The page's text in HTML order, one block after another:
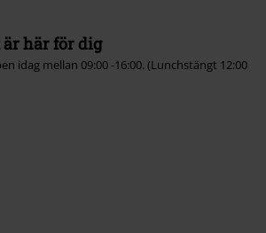
här för dig
idag mellan 09:00 -16:00. (Lunchstängt 12:00